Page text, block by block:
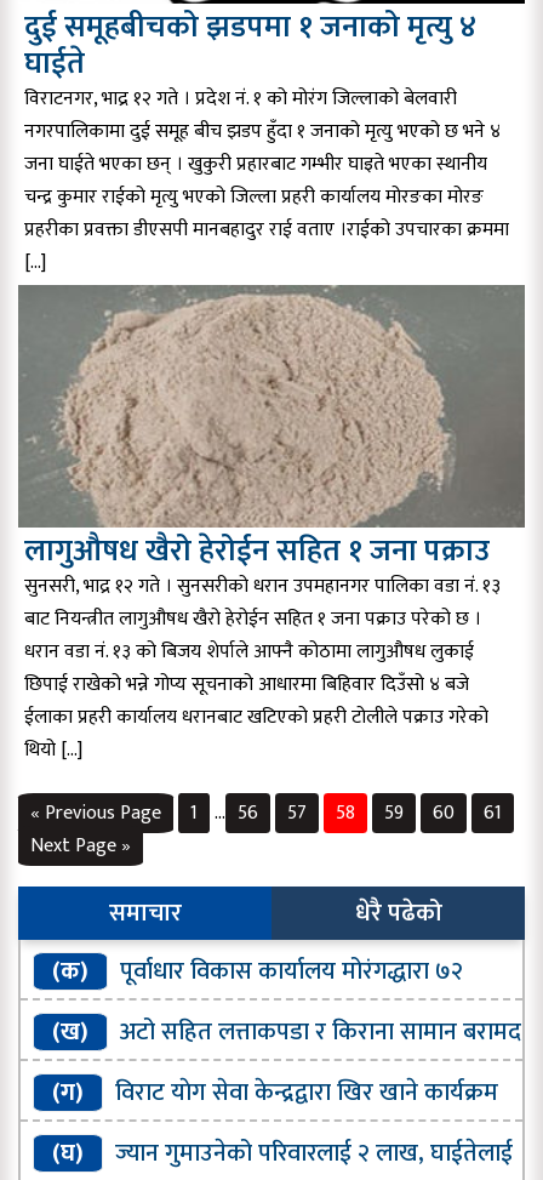
दुई समूहबीचको झडपमा १ जनाको मृत्यु ४
घाईते
विराटनगर, भाद्र १२ गते । प्रदेश नं. १ को मोरंग जिल्लाको बेलवारी
नगरपालिकामा दुई समूह बीच झडप हुँदा १ जनाको मृत्यु भएको छ भने ४
जना घाईते भएका छन् । खुकुरी प्रहारबाट गम्भीर घाइते भएका स्थानीय
चन्द्र कुमार राईको मृत्यु भएको जिल्ला प्रहरी कार्यालय मोरङका मोरङ
प्रहरीका प्रवक्ता डीएसपी मानबहादुर राई वताए ।राईको उपचारका क्रममा
[…]
लागुऔषध खैरो हेरोईन सहित १ जना पक्राउ
सुनसरी, भाद्र १२ गते । सुनसरीको धरान उपमहानगर पालिका वडा नंं. १३
बाट नियन्त्रीत लागुऔषध खैरो हेरोईन सहित १ जना पक्राउ परेको छ ।
धरान वडा नं. १३ को बिजय शेर्पाले आफ्नै कोठामा लागुऔषध लुकाई
छिपाई राखेको भन्ने गोप्य सूचनाको आधारमा बिहिवार दिउँसो ४ बजे
ईलाका प्रहरी कार्यालय धरानबाट खटिएको प्रहरी टोलीले पक्राउ गरेको
थियो […]
« Previous Page
1 … 56 57 58 59 60
61
Next Page »
समाचार
धेरै पढेको
(क)
पूर्वाधार विकास कार्यालय मोरंगद्धारा ७२
प्रतिशत भौतिक प्रगति
(ख)
अटो सहित लत्ताकपडा र किराना सामान बरामद
(ग)
विराट याेग सेवा केन्द्रद्वारा खिर खाने कार्यक्रम
सम्पन्न
(घ)
ज्यान गुमाउनेको परिवारलाई २ लाख, घाईतेलाई